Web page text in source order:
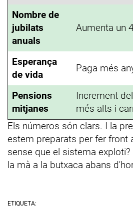
Nombre de
jubilats
anuals
Aumenta un
Esperança
de vida
Paga més
Pensions
mitjanes
Increment
més alts i
Els números són clars. I la
estem preparats per fer front
sense que el sistema
la mà a la butxaca abans
ETIQUETA: